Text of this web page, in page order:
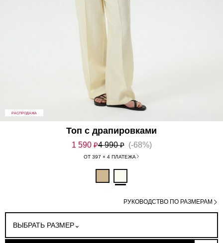
РАСПРОДАЖА
Топ с драпировками
1 590 ₽4 990₽ (-68%)
ОТ 397 × 4 ПЛАТЕЖА
ВЫБРАТЬ РАЗМЕР
РУКОВОДСТВО ПО РАЗМЕРАМ